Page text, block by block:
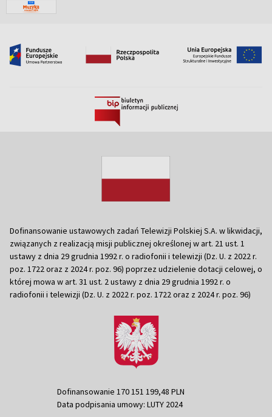
Dofinansowanie ustawowych zadań Telewizji Polskiej S.A. w likwidacji,
związanych z realizacją misji publicznej określonej w art. 21 ust. 1
ustawy z dnia 29 grudnia 1992 r. o radiofonii i telewizji (Dz. U. z 2022 r.
poz. 1722 oraz z 2024 r. poz. 96) poprzez udzielenie dotacji celowej, o
której mowa w art. 31 ust. 2 ustawy z dnia 29 grudnia 1992 r. o
radiofonii i telewizji (Dz. U. z 2022 r. poz. 1722 oraz z 2024 r. poz. 96)
Dofinansowanie 170 151 199,48 PLN
Data podpisania umowy: LUTY 2024